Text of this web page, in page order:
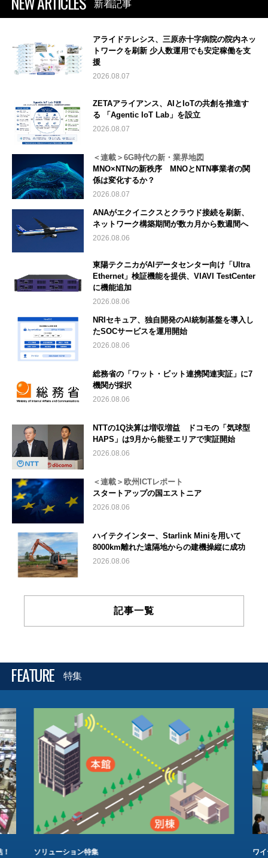
新着記事
アライドテレシス、三原赤十字病院の院内ネッ
トワークを刷新 少人数運用でも安定稼働を支
援
2026.08.07
ZETAアライアンス、AIとIoTの共創を推進す
る 「Agentic IoT Lab」を設立
2026.08.07
＜連載＞6G時代の新・業界地図
MNO×NTNの新秩序 MNOとNTN事業者の関
係は変化するか？
2026.08.07
ANAがエクイニクスとクラウド接続を刷新、
ネットワーク構築期間が数カ月から数週間へ
2026.08.06
東陽テクニカがAIデータセンター向け「Ultra
Ethernet」検証機能を提供、VIAVI TestCenter
に機能追加
2026.08.06
NRIセキュア、独自開発のAI統制基盤を導入し
たSOCサービスを運用開始
2026.08.06
総務省の「ワット・ビット連携関連実証」に7
機関が採択
2026.08.06
NTTの1Q決算は増収増益 ドコモの「気球型
HAPS」は9月から能登エリアで実証開始
2026.08.06
＜連載＞欧州ICTレポート
スタートアップの国エストニア
2026.08.06
ハイテクインター、Starlink Miniを用いて
8000km離れた遠隔地からの建機操縦に成功
2026.08.06
記事一覧
FEATURE 特集
ソリューション特集 ワ